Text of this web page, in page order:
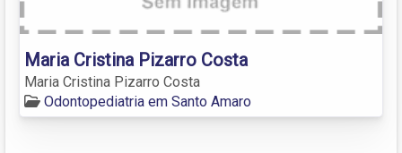
Maria Cristina Pizarro Costa
Maria Cristina Pizarro Costa
Odontopediatria em Santo Amaro